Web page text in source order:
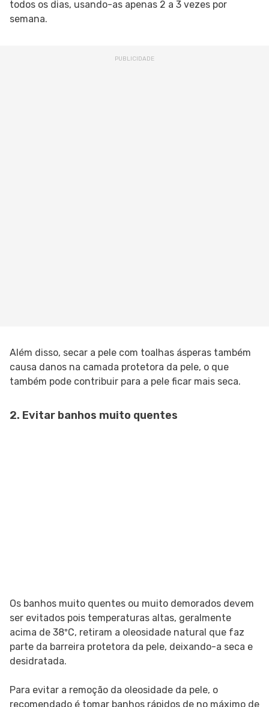
todos os dias, usando-as apenas 2 a 3 vezes por
semana.
Além disso, secar a pele com toalhas ásperas também
causa danos na camada protetora da pele, o que
também pode contribuir para a pele ficar mais seca.
2. Evitar banhos muito quentes
Os banhos muito quentes ou muito demorados devem
ser evitados pois temperaturas altas, geralmente
acima de 38ºC, retiram a oleosidade natural que faz
parte da barreira protetora da pele, deixando-a seca e
desidratada.
Para evitar a remoção da oleosidade da pele, o
recomendado é tomar banhos rápidos de no máximo de